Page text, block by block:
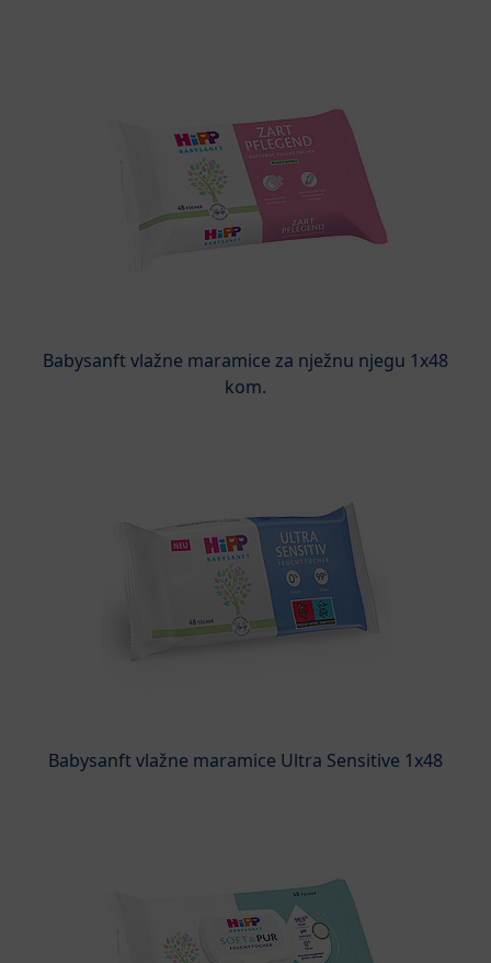
Babysanft vlažne maramice za nježnu njegu 1x48
kom.
Babysanft vlažne maramice Ultra Sensitive 1x48